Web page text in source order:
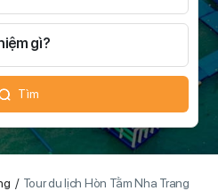
gì?
Tìm
Tour du lịch Hòn Tằm Nha Trang